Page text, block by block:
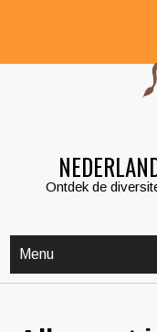
Ontdek de
Menu